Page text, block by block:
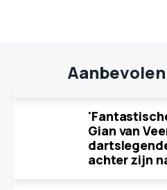
Gian van
achter zijn